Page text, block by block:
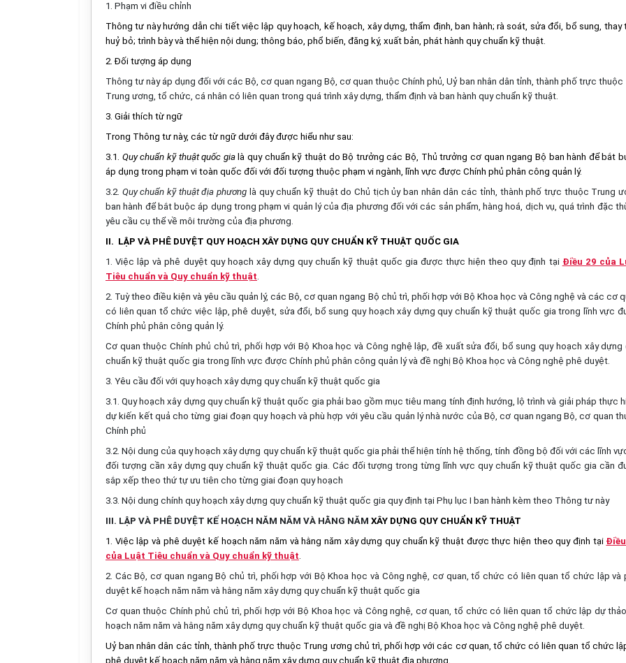
1. Phạm vi điều chỉnh
Thông tư này hướng dẫn chi tiết việc lập quy hoạch, kế hoạch, xây dựng, thẩm định, ban hành; rà soát, sửa đổi, bổ sung, thay
huỷ bỏ; trình bày và thể hiện nội dung; thông báo, phổ biến, đăng ký, xuất bản, phát hành quy chuẩn kỹ thuật.
2. Đối tượng áp dụng
Thông tư này áp dụng đối với các Bộ, cơ quan ngang Bộ, cơ quan thuộc Chính phủ, Uỷ ban nhân dân tỉnh, thành phố trực thuộc
Trung ương, tổ chức, cá nhân có liên quan trong quá trình xây dựng, thẩm định và ban hành quy chuẩn kỹ thuật.
3. Giải thích từ ngữ
Trong Thông tư này, các từ ngữ dưới đây được hiểu như sau:
3.1. Quy chuẩn kỹ thuật quốc gialà quy chuẩn kỹ thuật do Bộ trưởng các Bộ, Thủ trưởng cơ quan ngang Bộ ban hành để bắt
áp dụng trong phạm vi toàn quốc đối với đối tượng thuộc phạm vi ngành, lĩnh vực được Chính phủ phân công quản lý.
3.2. Quy chuẩn kỹ thuật địa phương là quy chuẩn kỹ thuật do Chủ tịch ủy ban nhân dân các tỉnh, thành phố trực thuộc Trung
ban hành để bắt buộc áp dụng trong phạm vi quản lý của địa phương đối với các sản phẩm, hàng hoá, dịch vụ, quá trình đặc
yêu cầu cụ thể về môi trường của địa phương.
II. LẬP VÀ PHÊ DUYỆT QUY HOẠCH XÂY DỰNG QUY CHUẨN KỸ THUẬT QUỐC GIA
1. Việc lập và phê duyệt quy hoạch xây dựng quy chuẩn kỹ thuật quốc gia được thực hiện theo quy định tại Điều 29 của
Tiêu chuẩn và Quy chuẩn kỹ thuật.
2. Tuỳ theo điều kiện và yêu cầu quản lý, các Bộ, cơ quan ngang Bộ chủ trì, phối hợp với Bộ Khoa học và Công nghệ và các cơ
có liên quan tổ chức việc lập, phê duyệt, sửa đổi, bổ sung quy hoạch xây dựng quy chuẩn kỹ thuật quốc gia trong lĩnh vực
Chính phủ phân công quản lý.
Cơ quan thuộc Chính phủ chủ trì, phối hợp với Bộ Khoa học và Công nghệ lập, đề xuất sửa đổi, bổ sung quy hoạch xây dựng
chuẩn kỹ thuật quốc gia trong lĩnh vực được Chính phủ phân công quản lý và đề nghị Bộ Khoa học và Công nghệ phê duyệt.
3. Yêu cầu đối với quy hoạch xây dựng quy chuẩn kỹ thuật quốc gia
3.1. Quy hoạch xây dựng quy chuẩn kỹ thuật quốc gia phải bao gồm mục tiêu mang tính định hướng, lộ trình và giải pháp thực
dự kiến kết quả cho từng giai đoạn quy hoạch và phù hợp với yêu cầu quản lý nhà nước của Bộ, cơ quan ngang Bộ, cơ quan
Chính phủ
3.2. Nội dung của quy hoạch xây dựng quy chuẩn kỹ thuật quốc gia phải thể hiện tính hệ thống, tính đồng bộ đối với các lĩnh
đối tượng cần xây dựng quy chuẩn kỹ thuật quốc gia. Các đối tượng trong từng lĩnh vực quy chuẩn kỹ thuật quốc gia cần
sắp xếp theo thứ tự ưu tiên cho từng giai đoạn quy hoạch
3.3. Nội dung chính quy hoạch xây dựng quy chuẩn kỹ thuật quốc gia quy định tại Phụ lục I ban hành kèm theo Thông tư này
III. LẬP VÀ PHÊ DUYỆT KẾ HOẠCH NĂM NĂM VÀ HẰNG NĂM XÂY DỰNG QUY CHUẨN KỸ THUẬT
1. Việc lập và phê duyệt kế hoạch năm năm và hằng năm xây dựng quy chuẩn kỹ thuật được thực hiện theo quy định tại
của Luật Tiêu chuẩn và Quy chuẩn kỹ thuật.
2. Các Bộ, cơ quan ngang Bộ chủ trì, phối hợp với Bộ Khoa học và Công nghệ, cơ quan, tổ chức có liên quan tổ chức lập và
duyệt kế hoạch năm năm và hằng năm xây dựng quy chuẩn kỹ thuật quốc gia
Cơ quan thuộc Chính phủ chủ trì, phối hợp với Bộ Khoa học và Công nghệ, cơ quan, tổ chức có liên quan tổ chức lập dự
hoạch năm năm và hằng năm xây dựng quy chuẩn kỹ thuật quốc gia và đề nghị Bộ Khoa học và Công nghệ phê duyệt.
Uỷ ban nhân dân các tỉnh, thành phố trực thuộc Trung ương chủ trì, phối hợp với các cơ quan, tổ chức có liên quan tổ chức
phê duyệt kế hoạch năm năm và hằng năm xây dựng quy chuẩn kỹ thuật địa phương.